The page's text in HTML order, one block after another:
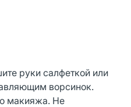
руки салфеткой или
ворсинок.
макияжа. Не